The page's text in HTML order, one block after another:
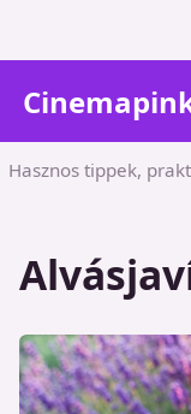
Hasznos tippek,